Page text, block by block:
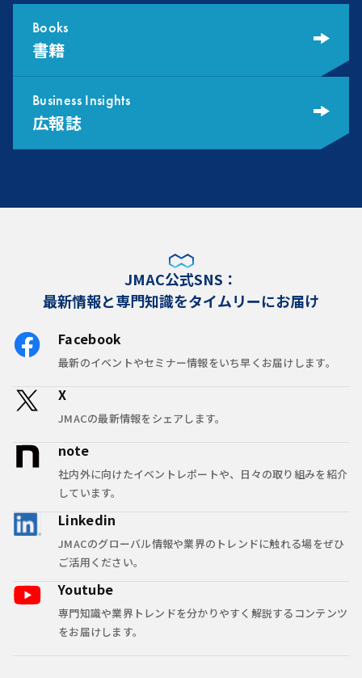
Books
書籍
Business Insights
広報誌
JMAC公式SNS：
最新情報と専門知識をタイムリーにお届け
Facebook
最新のイベントやセミナー情報をいち早くお届けします。
X
JMACの最新情報をシェアします。
note
社内外に向けたイベントレポートや、日々の取り組みを紹介
しています。
Linkedin
JMACのグローバル情報や業界のトレンドに触れる場をぜひ
ご活用ください。
Youtube
専門知識や業界トレンドを分かりやすく解説するコンテンツ
をお届けします。